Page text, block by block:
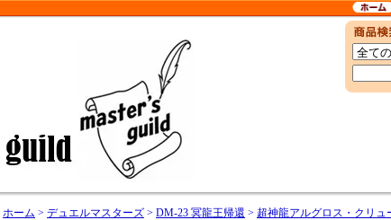
ホーム > デュエルマスターズ > DM-23 冥龍王帰還 > 超神龍アルグロス・クリュ